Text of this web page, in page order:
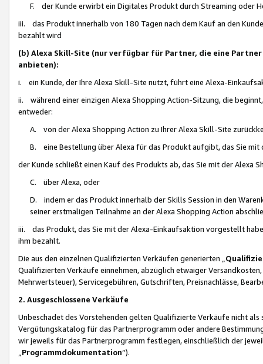
F. der Kunde erwirbt ein Digitales Produkt durch Streaming oder
iii. das Produkt innerhalb von 180 Tagen nach dem Kauf an den
bezahlt wird
(b) Alexa Skill-Site (nur verfügbar für Partner, die eine
anbieten):
i. ein Kunde, der Ihre Alexa Skill-Site nutzt, führt eine Alexa-
ii. während einer einzigen Alexa Shopping Action-Sitzung, die
entweder:
A. von der Alexa Shopping Action zu Ihrer Alexa Skill-Site
B. eine Bestellung über Alexa für das Produkt aufgibt, das Sie mit
der Kunde schließt einen Kauf des Produkts ab, das Sie mit der Alexa
C. über Alexa, oder
D. indem er das Produkt innerhalb der Skills Session in den
seiner erstmaligen Teilnahme an der Alexa Shopping Action
iii. das Produkt, das Sie mit der Alexa-Einkaufsaktion vorgestellt
ihm bezahlt.
Die aus den einzelnen Qualifizierten Verkäufen generierten „
Qualifizierten Verkäufe einnehmen, abzüglich etwaiger
Mehrwertsteuer), Servicegebühren, Gutschriften, Preisnachlässe,
2. Ausgeschlossene Verkäufe
Unbeschadet des Vorstehenden gelten Qualifizierte Verkäufe nicht
Vergütungskatalog für das Partnerprogramm oder andere
wir jeweils für das Partnerprogramm festlegen, einschließlich der
Programmdokumentation“).